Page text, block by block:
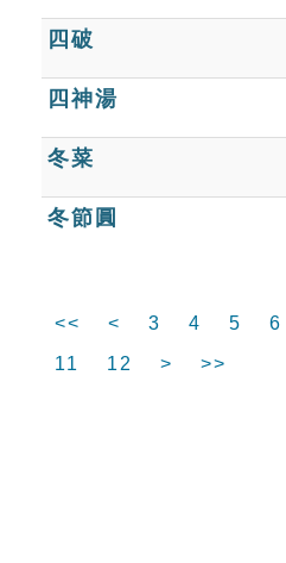
四破
四神湯
冬菜
冬節圓
<< < 3 4 5 6
11
12 > >>